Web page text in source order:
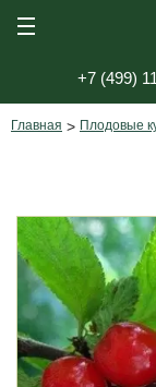
Главная > Плодовые
+7 (499)